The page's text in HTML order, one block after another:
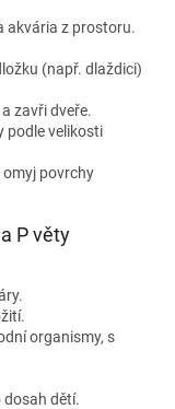
akvária z prostoru.
(např. dlaždici)
zavři dveře.
podle velikosti
omyj povrchy
P věty
organismy, s
dosah dětí.